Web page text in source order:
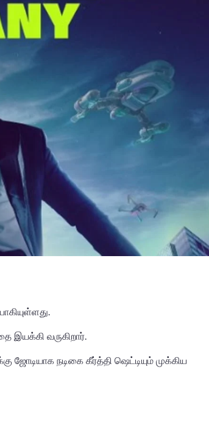
இயக்கி வருகிறார்.
ஜோடியாக நடிகை கீர்த்தி ஷெட்டியும் முக்கிய